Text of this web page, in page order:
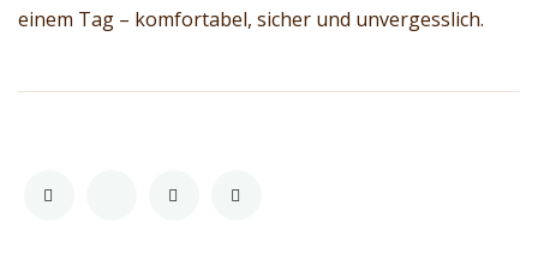
einem Tag – komfortabel, sicher und unvergesslich.